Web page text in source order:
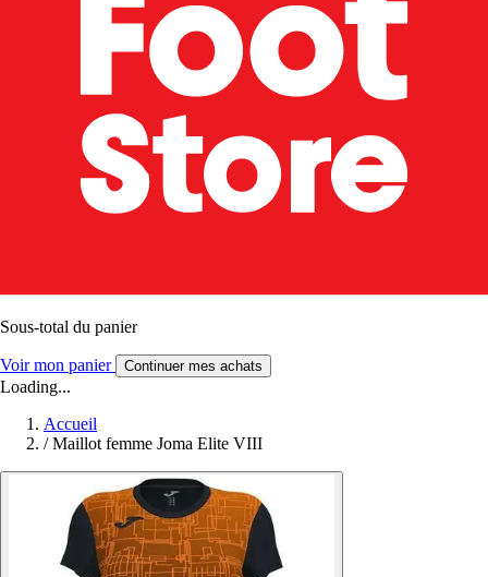
Sous-total du panier
Voir mon panier Continuer mes achats
Loading...
Accueil
/ Maillot femme Joma Elite VIII